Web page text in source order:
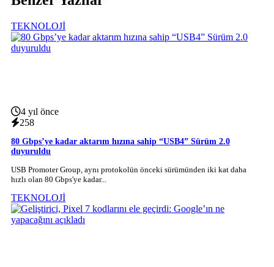
TEKNOLOJİ
4 yıl önce
258
80 Gbps’ye kadar aktarım hızına sahip “USB4” Sürüm 2.0
duyuruldu
USB Promoter Group, aynı protokolün önceki sürümünden iki kat daha
hızlı olan 80 Gbps'ye kadar...
TEKNOLOJİ